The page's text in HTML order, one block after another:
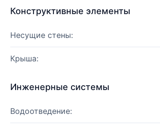
Конструктивные элементы
Несущие стены:
Крыша:
Инженерные системы
Водоотведение: